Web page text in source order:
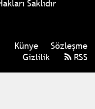
Saklıdır
Künye
Sözleşme
Gizlilik
RSS